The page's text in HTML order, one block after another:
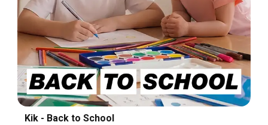
Kik - Back to School